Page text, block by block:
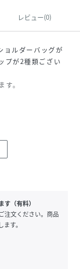
レビュー(0)
ョルダーバッグが
プが2種類ござい
。
て一貫生産してお
のトップタンナ－
トモデルを展開し
（有料）
注文ください。商品
す。